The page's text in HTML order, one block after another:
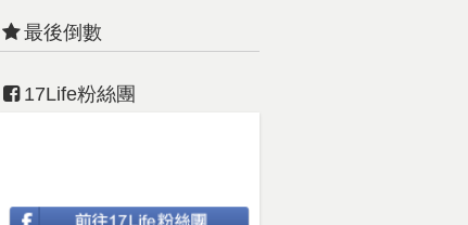
最後倒數
17Life粉絲團